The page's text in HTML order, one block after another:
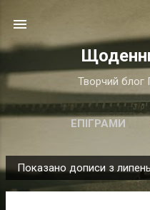
Творчий блог
ЕПІГРАМИ
П
у
Показано дописи з